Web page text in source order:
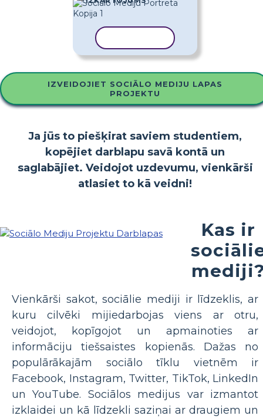
IZVEIDOJIET SOCIĀLO MEDIJU LAPAS
PROJEKTU
Ja jūs to piešķirat saviem studentiem,
kopējiet darblapu savā kontā un
saglabājiet. Veidojot uzdevumu, vienkārši
atlasiet to kā veidni!
Kas ir
Vienkārši sakot, sociālie mediji ir līdzeklis, ar
kuru cilvēki mijiedarbojas viens ar otru,
veidojot, kopīgojot un apmainoties ar
informāciju tiešsaistes kopienās. Dažas no
populārākajām sociālo tīklu vietnēm ir
Facebook, Instagram, Twitter, TikTok, LinkedIn
un YouTube. Sociālos medijus var izmantot
izklaidei un kā līdzekli saziņai ar draugiem un